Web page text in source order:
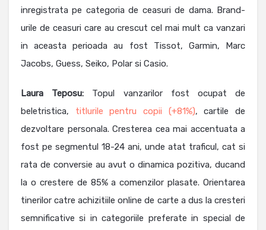
inregistrata pe categoria de ceasuri de dama. Brand-
urile de ceasuri care au crescut cel mai mult ca vanzari
in aceasta perioada au fost Tissot, Garmin, Marc
Jacobs, Guess, Seiko, Polar si Casio.
Laura Teposu: Topul vanzarilor fost ocupat de
beletristica, titlurile pentru copii (+81%), cartile de
dezvoltare personala. Cresterea cea mai accentuata a
fost pe segmentul 18-24 ani, unde atat traficul, cat si
rata de conversie au avut o dinamica pozitiva, ducand
la o crestere de 85% a comenzilor plasate. Orientarea
tinerilor catre achizitiile online de carte a dus la cresteri
semnificative si in categoriile preferate in special de